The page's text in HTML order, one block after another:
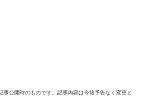
公開時のものです。記事内容は今後予告なく変更と